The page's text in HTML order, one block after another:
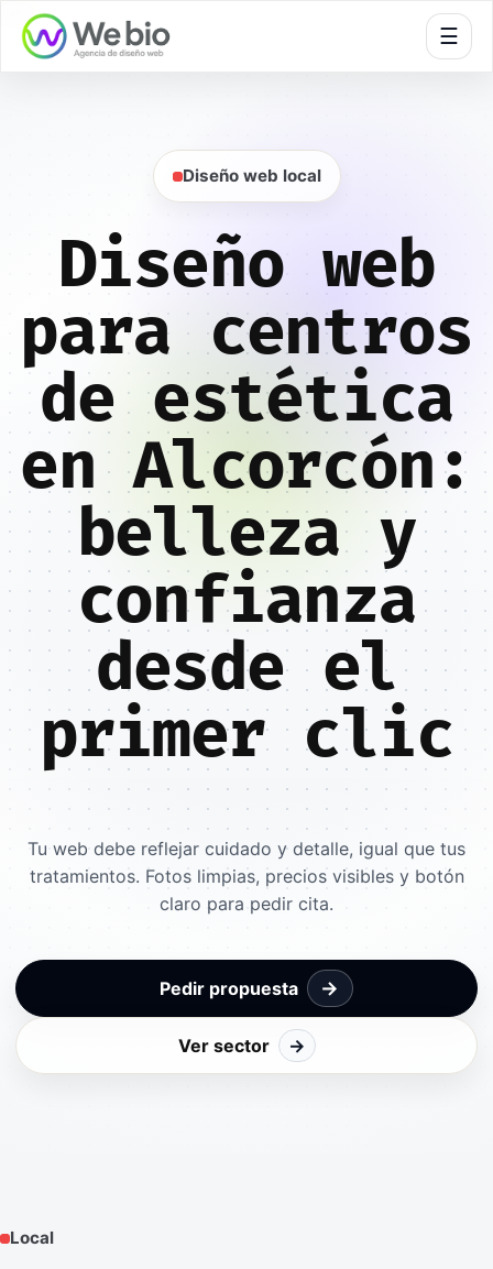
☰
Diseño web local
Diseño web
para centros
de estética
en Alcorcón:
belleza y
confianza
desde el
primer clic
Tu web debe reflejar cuidado y detalle, igual que tus
tratamientos. Fotos limpias, precios visibles y botón
claro para pedir cita.
Pedir propuesta →
Ver sector →
Local